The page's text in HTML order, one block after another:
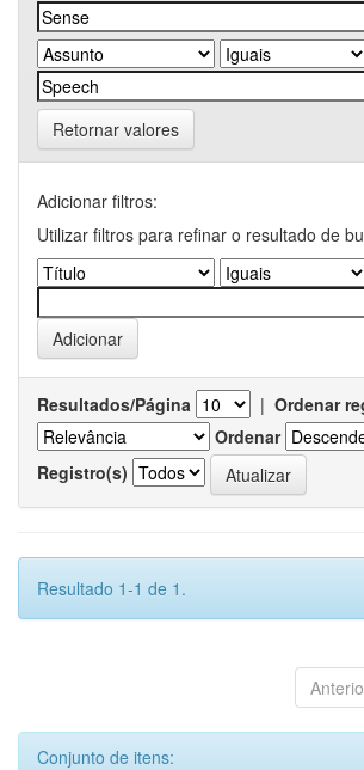
Retornar valores
Adicionar filtros:
Utilizar filtros para refinar o resultado de
Resultados/Página | Ordenar
Ordenar
Registro(s)
Resultado 1-1 de 1.
Conjunto de itens: